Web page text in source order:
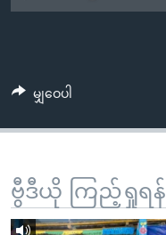
ပင်မ
စာမျက်နှာ
ကျော်
ရန်
ရှာဖွေ
ရန်
ရုပ်ရှင်ထဲက အင်္ဂလိပ်စာ
တီဗွီ
ရေဒီယို/တီဗွီအစီအစဉ်
ဗွီအိုအေ လူမှုကွန်ယက်များ
ဘာသာစကားများ
မျှဝေပါ
ဗွီဒီယို ကြည့်ရှုရန်